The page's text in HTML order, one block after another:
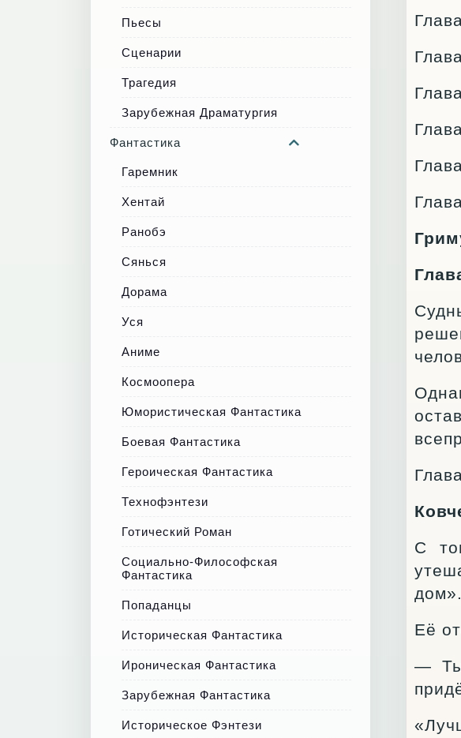
С
дом».
Её
— Ты
Пьесы
Сценарии
Трагедия
Зарубежная Драматургия
Фантастика
Гаремник
Хентай
Ранобэ
Сянься
Дорама
Уся
Аниме
Космоопера
Юмористическая Фантастика
Боевая Фантастика
Героическая Фантастика
Технофэнтези
Готический Роман
Социально-Философская
Фантастика
Попаданцы
Историческая Фантастика
Ироническая Фантастика
Зарубежная Фантастика
Историческое Фэнтези